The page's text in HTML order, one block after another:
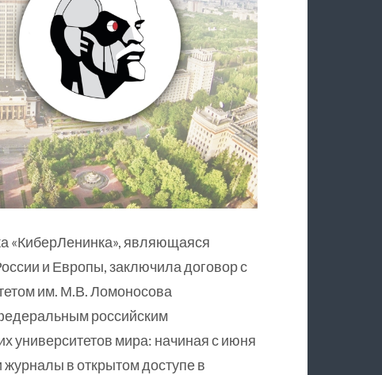
«КиберЛенинка», являющаяся
и Европы, заключила договор с
им. М.В. Ломоносова
российским
университетов мира: начиная с июня
в открытом доступе в